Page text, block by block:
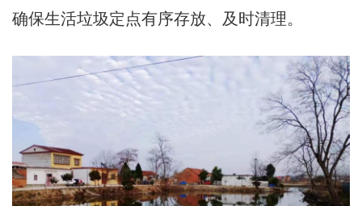
确保生活垃圾定点有序存放、及时清理。